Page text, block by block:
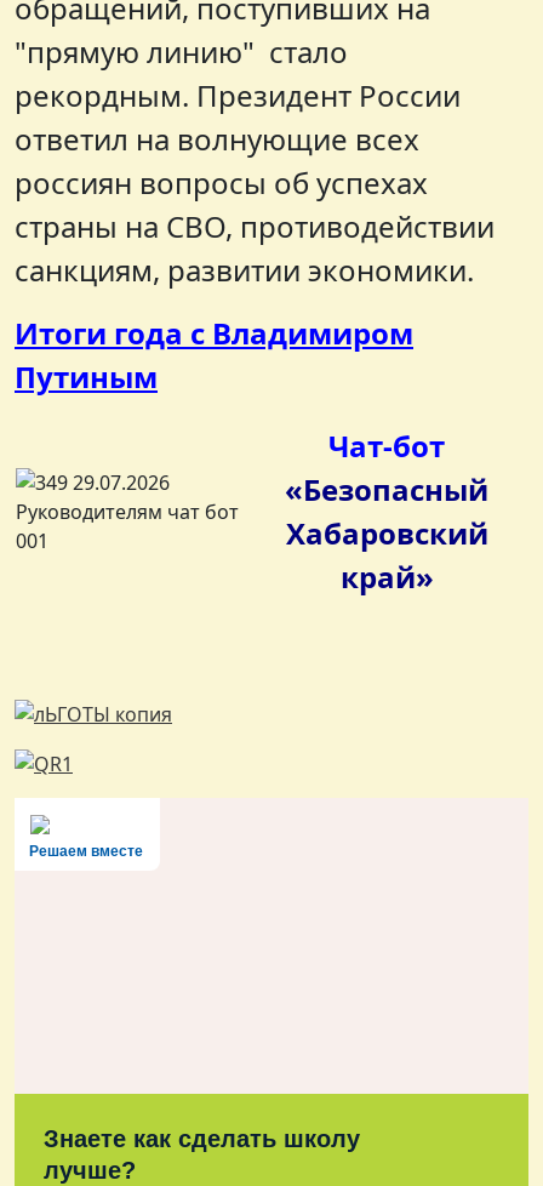
"прямую линию" стало
рекордным. Президент России
ответил на волнующие всех
россиян вопросы об успехах
страны на СВО, противодействии
санкциям, развитии экономики.
Итоги года с Владимиром
Путиным
Чат-бот
«Безопасный
Хабаровский
край»
Решаем вместе
Знаете как сделать школу
лучше?